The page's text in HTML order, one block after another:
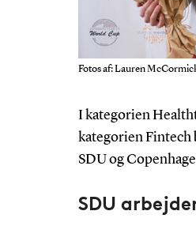
Fotos af:Lauren
I kategorien
kategorien Fintech
SDU og
SDU